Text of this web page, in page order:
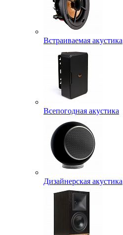
Встраиваемая акустика
Всепогодная акустика
Дизайнерская акустика